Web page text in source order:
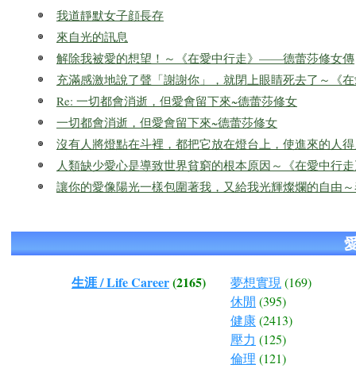
我道靜默女子顔長存
來自光的訊息
解除我被愛的想望！～《在愛中行走》——德蕾莎修女傳
充滿感激地說了聲「謝謝你」，就閉上眼睛死去了～《
Re: 一切都會消逝，但愛會留下來~德蕾莎修女
一切都會消逝，但愛會留下來~德蕾莎修女
沒有人將燈點在斗裡，都把它放在燈台上，使進來的人
人類缺少愛心是導致世界貧窮的根本原因～《在愛中行
讓你的愛像陽光一樣包圍著我，又給我光輝燦爛的自由
生涯 / Life Career(2165) 夢想實現(169)
休閒 (395)
健康(2413)
壓力 (125)
倫理 (121)